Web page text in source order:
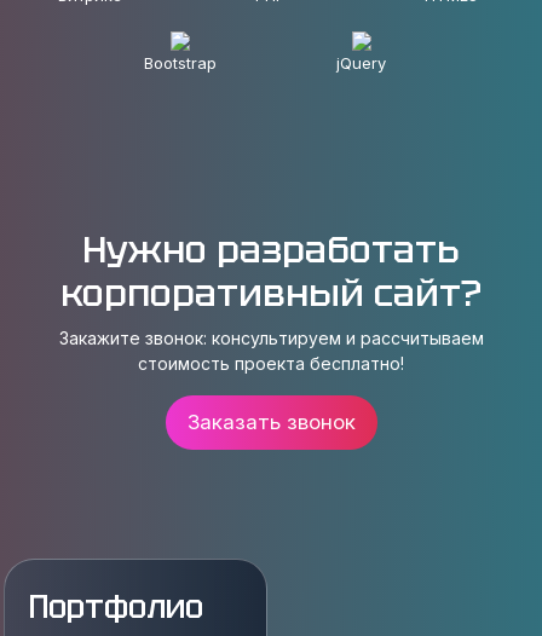
Bootstrap jQuery
Нужно разработать
корпоративный сайт?
Закажите звонок: консультируем и рассчитываем
стоимость проекта бесплатно!
Заказать звонок
Портфолио